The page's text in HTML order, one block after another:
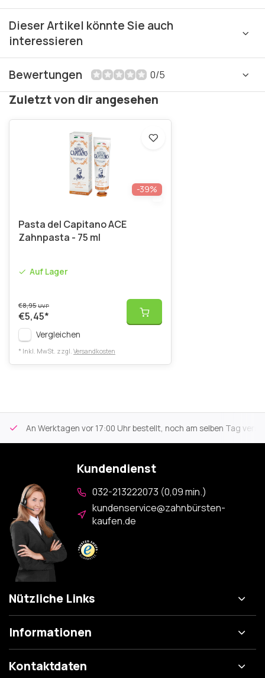
Dieser Artikel könnte Sie auch
interessieren
Bewertungen 0/5
Zuletzt von dir angesehen
-39%
Pasta del Capitano ACE
Zahnpasta - 75 ml
Auf Lager
€8,95UVP
€5,45*
Vergleichen
* Inkl. MwSt. zzgl. Versandkosten
An Werktagen vor 17:00 Uhr bestellt, noch am selben Tag
Kundendienst
032-213222073 (0,09 min.)
kundenservice@zahnbürsten-
kaufen.de
Nützliche Links
Informationen
Kontaktdaten